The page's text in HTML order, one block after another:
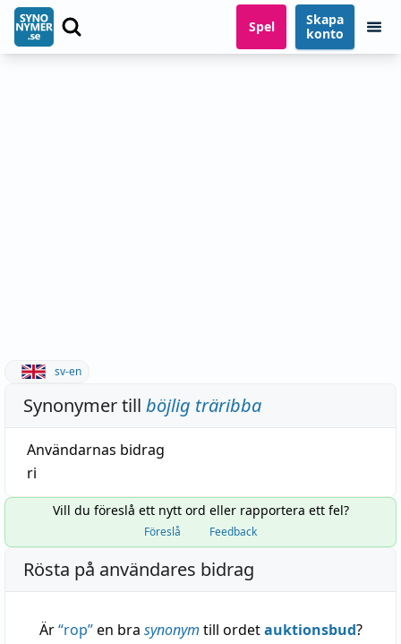
Spel
Skapa
konto
sv-en
Synonymer till böjlig träribba
Användarnas bidrag
ri
Vill du föreslå ett nytt ord eller rapportera ett fel?
Föreslå Feedback
Rösta på användares bidrag
Är“rop”en bra synonym till ordetauktionsbud?